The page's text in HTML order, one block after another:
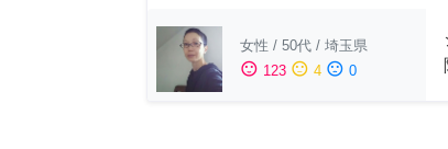
女性 / 50代 / 埼玉県
sentiment_satisfied 123 sentiment_neutral 4 sentiment_dissatisfied 0